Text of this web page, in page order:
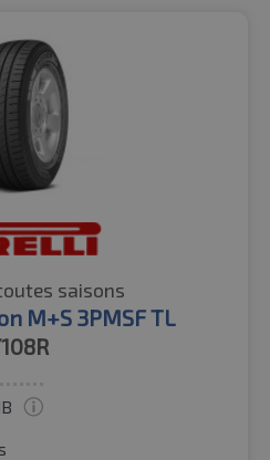
saisons
M+S 3PMSF TL